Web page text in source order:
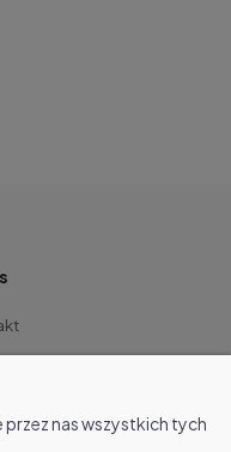
prywatności
nas wszystkich tych